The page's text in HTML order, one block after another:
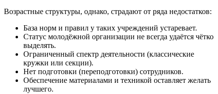
Возрастные структуры, однако, страдают от ряда недостатков:
База норм и правил у таких учреждений устаревает.
Статус молодёжной организации не всегда удаётся чётко
выделять.
Ограниченный спектр деятельности (классические
кружки или секции).
Нет подготовки (переподготовки) сотрудников.
Обеспечение материалами и техникой оставляет желать
лучшего.